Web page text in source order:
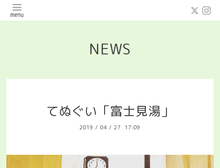
NEWS
てぬぐい「富士見湯」
2019 / 04 / 27 17:09